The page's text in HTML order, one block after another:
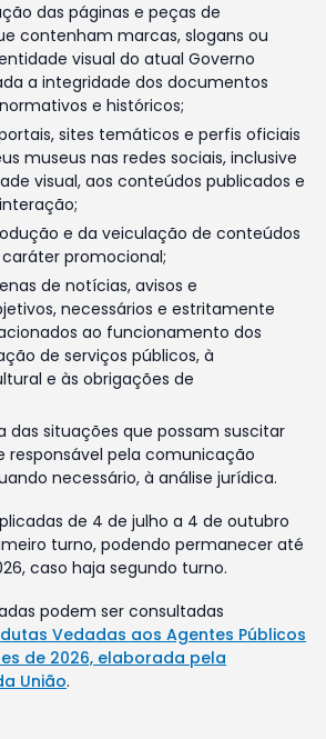
das páginas e peças de
contenham marcas, slogans ou
visual do atual Governo
a integridade dos documentos
e históricos;
sites temáticos e perfis oficiais
museus nas redes sociais, inclusive
visual, aos conteúdos publicados e
e da veiculação de conteúdos
promocional;
de notícias, avisos e
necessários e estritamente
ao funcionamento dos
de serviços públicos, à
e às obrigações de
das situações que possam suscitar
responsável pela comunicação
necessário, à análise jurídica.
de 4 de julho a 4 de outubro
turno, podendo permanecer até
caso haja segundo turno.
podem ser consultadas
Vedadas aos Agentes Públicos
de 2026, elaborada pela
União.